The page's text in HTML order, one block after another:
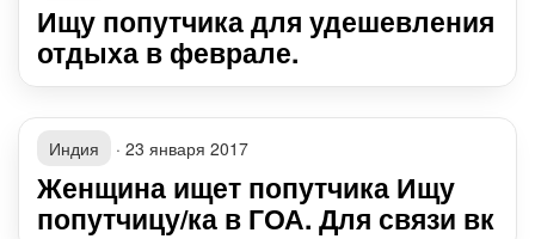
Ищу попутчика для удешевления
отдыха в феврале.
Индия · 23 января 2017
Женщина ищет попутчика Ищу
попутчицу/ка в ГОА. Для связи вк